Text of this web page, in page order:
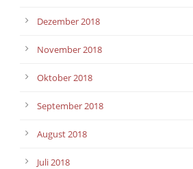
Dezember 2018
November 2018
Oktober 2018
September 2018
August 2018
Juli 2018